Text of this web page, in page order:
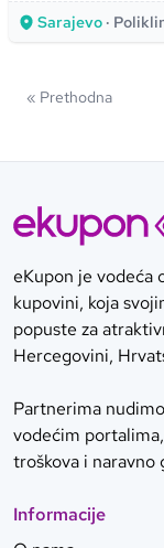
Sarajevo ·
« Prethodna
eKupon je vodeća
kupovini, koja
popuste za
Hercegovini,
Partnerima
vodećim
troškova i naravno
Informacije